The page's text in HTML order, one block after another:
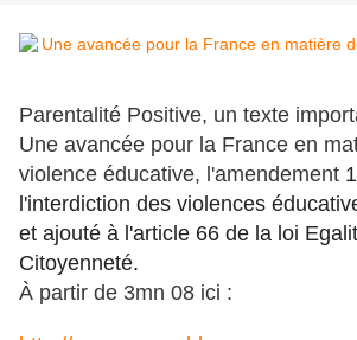
Parentalité Positive, un texte
Une avancée pour la France en
violence éducative, l'amendement
l'interdiction des violences
et ajouté à l'article 66 de la loi
Citoyenneté.
À partir de 3mn 08 ici :